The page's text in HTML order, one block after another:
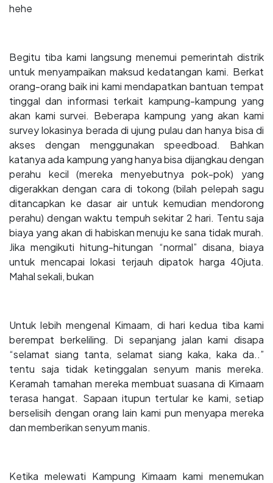
hehe
Begitu tiba kami langsung menemui pemerintah distrik
untuk menyampaikan maksud kedatangan kami. Berkat
orang-orang baik ini kami mendapatkan bantuan tempat
tinggal dan informasi terkait kampung-kampung yang
akan kami survei. Beberapa kampung yang akan kami
survey lokasinya berada di ujung pulau dan hanya bisa di
akses dengan menggunakan speedboad. Bahkan
katanya ada kampung yang hanya bisa dijangkau dengan
perahu kecil (mereka menyebutnya pok-pok) yang
digerakkan dengan cara di tokong (bilah pelepah sagu
ditancapkan ke dasar air untuk kemudian mendorong
perahu) dengan waktu tempuh sekitar 2 hari. Tentu saja
biaya yang akan di habiskan menuju ke sana tidak murah.
Jika mengikuti hitung-hitungan “normal” disana, biaya
untuk mencapai lokasi terjauh dipatok harga 40juta.
Mahal sekali, bukan
Untuk lebih mengenal Kimaam, di hari kedua tiba kami
berempat berkeliling. Di sepanjang jalan kami disapa
“selamat siang tanta, selamat siang kaka, kaka da..”
tentu saja tidak ketinggalan senyum manis mereka.
Keramah tamahan mereka membuat suasana di Kimaam
terasa hangat. Sapaan itupun tertular ke kami, setiap
berselisih dengan orang lain kami pun menyapa mereka
dan memberikan senyum manis.
Ketika melewati Kampung Kimaam kami menemukan